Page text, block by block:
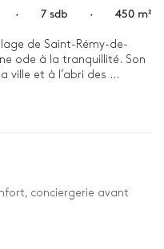
· 7 sdb · 450 m²
de Saint-Rémy-de-
ode à la tranquillité. Son
ville et à l’abri des
architecture mêle
partie de tennis sur le
au barbecue dans le
les environs est idéale
ville, les restaurants et
conciergerie avant